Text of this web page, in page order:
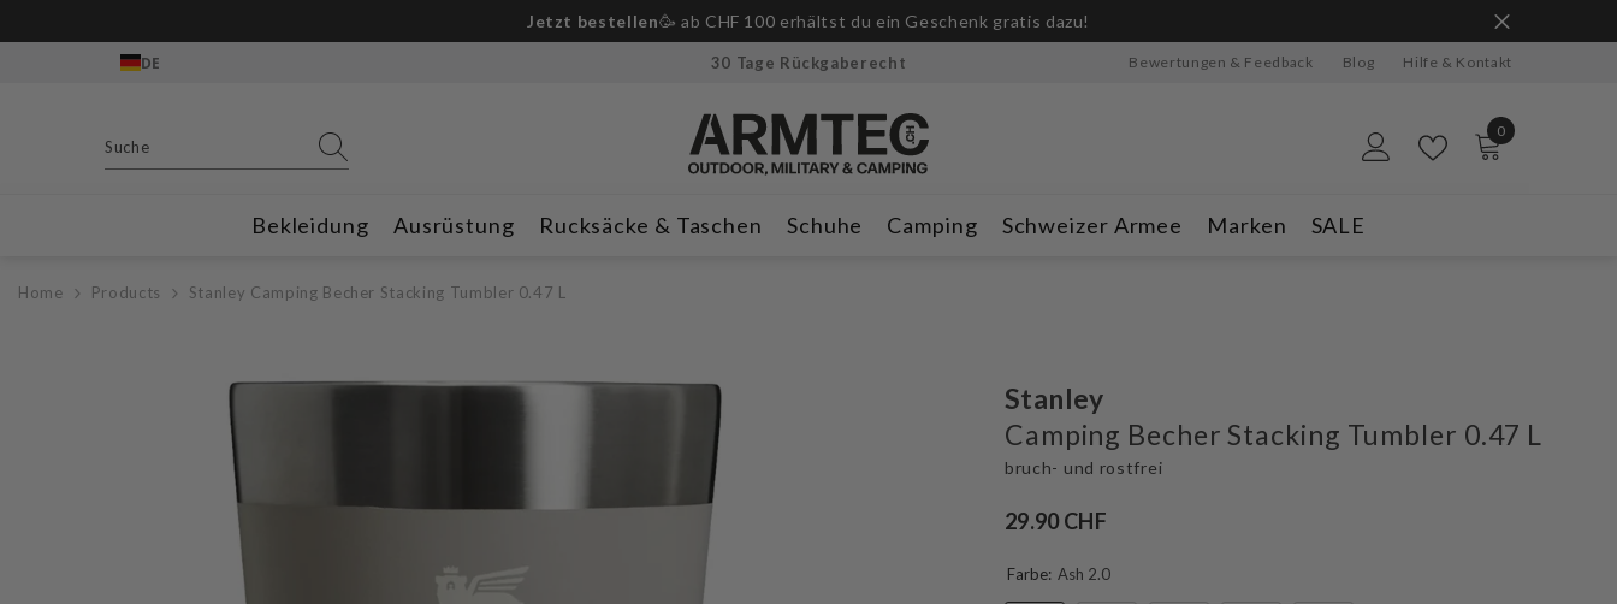
Jetzt bestellen🥳 ab CHF 100 erhältst du ein Geschenk gratis dazu!
DE 30 Tage Rückgaberecht Bewertungen & Feedback Blog Hilfe & Kontakt
0
0
Bekleidung Ausrüstung Rucksäcke & Taschen Schuhe Camping Schweizer Armee Marken SALE
Home Products Stanley Camping Becher Stacking Tumbler 0.47 L
Stanley
Camping Becher Stacking Tumbler 0.47 L
bruch- und rostfrei
29.90 CHF
Farbe: Ash 2.0